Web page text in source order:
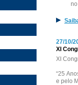
27/10/
XI
XI
“25
e pelo